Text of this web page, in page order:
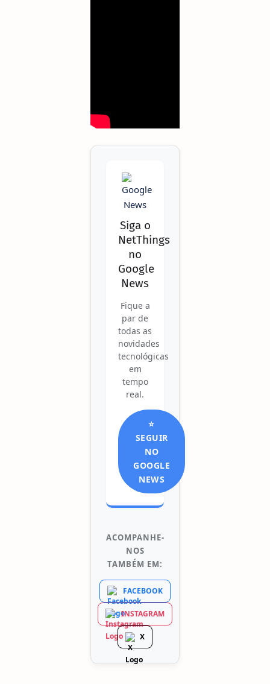
Siga o
NetThings
no
Google
News
Fique a
par de
todas as
novidades
tecnológicas
em
tempo
real.
⭐
SEGUIR
NO
GOOGLE
NEWS
ACOMPANHE-
NOS
TAMBÉM EM:
FACEBOOK
INSTAGRAM
X